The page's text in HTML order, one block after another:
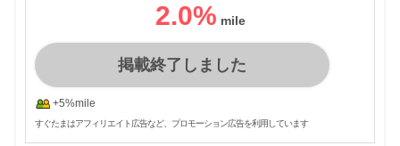
2.0%
掲載終了しました
+5%mile
すぐたまはアフィリエイト広告など、プロモーション広告を利用しています